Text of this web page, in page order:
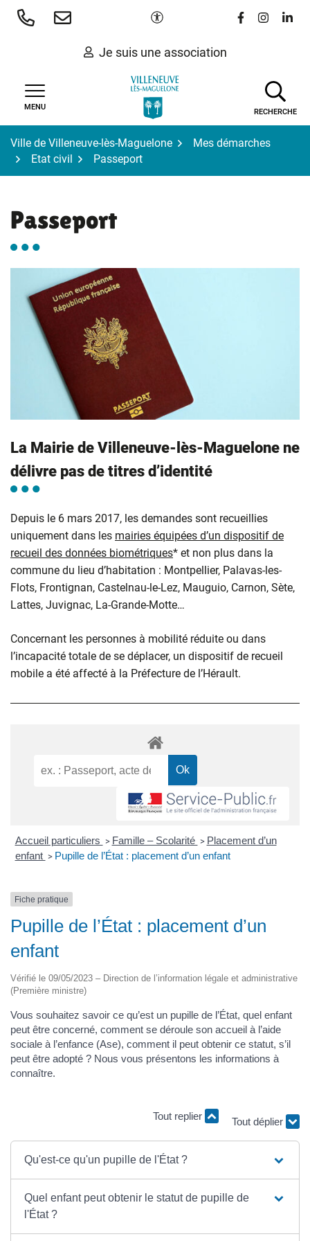
Aller
Paramètres d'accessibilité
Lien vers le
Lien vers
Lien
Je suis une association
MENU
RECHERCHE
Ville de Villeneuve-lès-Maguelone
Mes démarches
Etat civil
Passeport
Passeport
La Mairie de Villeneuve-lès-Maguelone ne
délivre pas de titres d’identité
Depuis le 6 mars 2017, les demandes sont recueillies
uniquement dans les mairies équipées d’un dispositif de
recueil des données biométriques* et non plus dans la
commune du lieu d’habitation : Montpellier, Palavas-les-
Flots, Frontignan, Castelnau-le-Lez, Mauguio, Carnon, Sète,
Lattes, Juvignac, La-Grande-Motte…
Concernant les personnes à mobilité réduite ou dans
l’incapacité totale de se déplacer, un dispositif de recueil
mobile a été affecté à la Préfecture de l’Hérault.
Accueil particuliers > Famille – Scolarité > Placement d’un
enfant > Pupille de l’État : placement d’un enfant
Fiche pratique
Pupille de l’État : placement d’un
enfant
Vérifié le 09/05/2023 – Direction de l’information légale et administrative
(Première ministre)
Vous souhaitez savoir ce qu’est un pupille de l’État, quel enfant
peut être concerné, comment se déroule son accueil à l’aide
sociale à l’enfance (Ase), comment il peut obtenir ce statut, s’il
peut être adopté ? Nous vous présentons les informations à
connaître.
Tout replier
Tout déplier
Qu'est-ce qu'un pupille de l'État ?
Quel enfant peut obtenir le statut de pupille de
l'État ?